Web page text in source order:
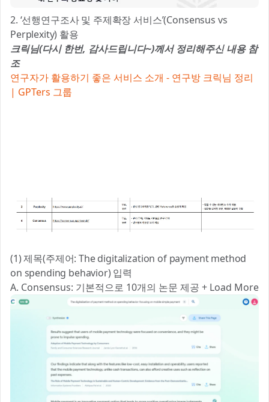
2. ‘선행연구조사 및 주제확장 서비스’(Consensus vs
Perplexity) 활용
크릭님(다시 한번, 감사드립니다~)께서 정리해주신 내용 참
조
연구자가 활용하기 좋은 서비스 소개 - 연구방 크릭님 정리
| GPTers 그룹
(1) 제목(주제어: The digitalization of payment method
on spending behavior) 입력
A. Consensus: 기본적으로 10개의 논문 제공 + Load More